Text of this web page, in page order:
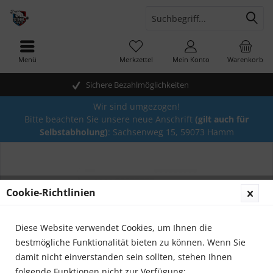
Sichere Bezahlmöglichkeiten
Warenkorb
Merkzettel Mein Konto
Menü
Wir sind umgezogen!
Bitte beachten Sie unsere neue Anschrift (gilt auch für
Selbstabholung): Sachsenweg 15, 59073 Hamm
Cookie-Richtlinien
Diese Website verwendet Cookies, um Ihnen die
bestmögliche Funktionalität bieten zu können. Wenn Sie
damit nicht einverstanden sein sollten, stehen Ihnen